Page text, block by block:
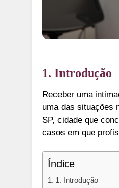
1. Introdução
Receber uma
uma das situações
SP, cidade que
casos em que
Índice
1. Introdução